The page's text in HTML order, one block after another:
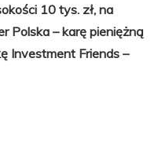
10 tys. zł, na
Polska – karę pieniężną
Investment Friends –